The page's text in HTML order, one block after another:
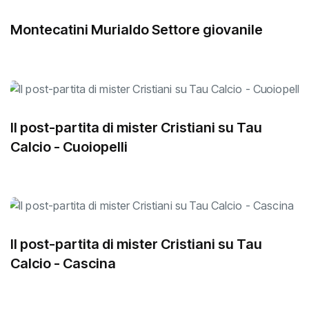
Montecatini Murialdo Settore giovanile
Il post-partita di mister Cristiani su Tau
Calcio - Cuoiopelli
Il post-partita di mister Cristiani su Tau
Calcio - Cascina